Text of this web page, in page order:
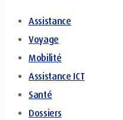
Assistance
Voyage
Mobilité
Assistance ICT
Santé
Dossiers